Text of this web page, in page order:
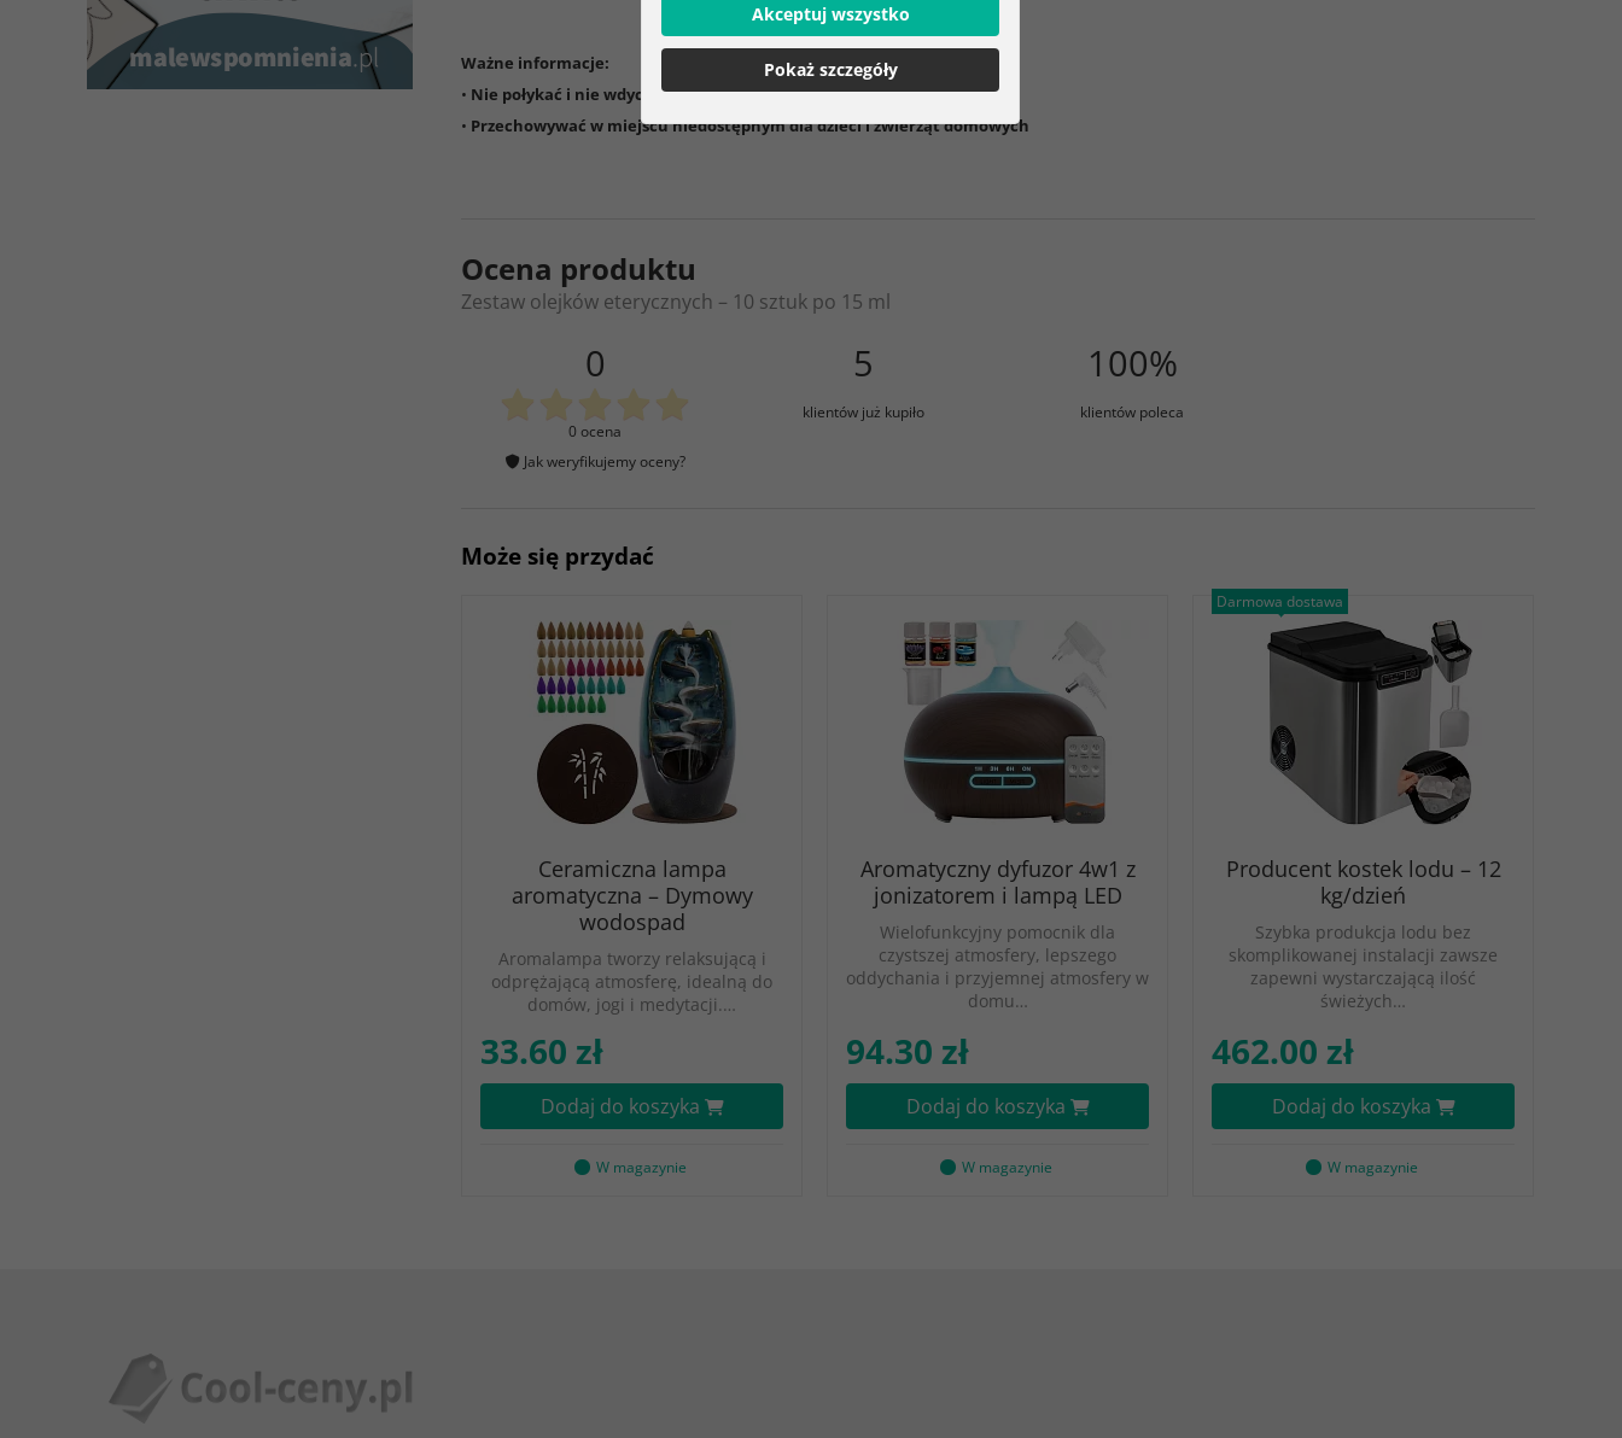
Ważne informacje:
• Nie połykać i nie wdychać olejów w skoncentrowanej formie
• Przechowywać w miejscu niedostępnym dla dzieci i zwierząt domowych
Ocena produktu
Zestaw olejków eterycznych – 10 sztuk po 15 ml
0
0 ocena
Jak weryfikujemy oceny?
5
klientów już kupiło
100%
klientów poleca
Może się przydać
Ceramiczna lampa
aromatyczna – Dymowy
wodospad
Aromalampa tworzy relaksującą i
odprężającą atmosferę, idealną do
domów, jogi i medytacji.…
33.60 zł
Dodaj do koszyka
W magazynie
Aromatyczny dyfuzor 4w1 z
jonizatorem i lampą LED
Wielofunkcyjny pomocnik dla
czystszej atmosfery, lepszego
oddychania i przyjemnej atmosfery w
domu…
94.30 zł
Dodaj do koszyka
W magazynie
Darmowa dostawa
Producent kostek lodu – 12
kg/dzień
Szybka produkcja lodu bez
skomplikowanej instalacji zawsze
zapewni wystarczającą ilość
świeżych…
462.00 zł
Dodaj do koszyka
W magazynie
Akceptuj wszystko
Pokaż szczegóły